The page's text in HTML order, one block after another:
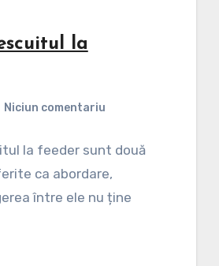
la
Niciun comentariu
la feeder sunt două
ca abordare,
între ele nu ține